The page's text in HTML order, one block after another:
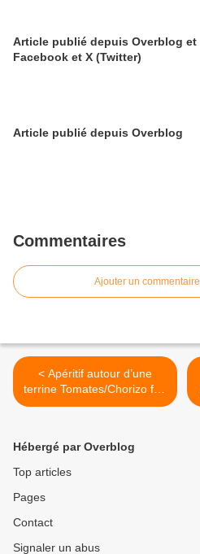
Article publié depuis Overblog et
Facebook et X (Twitter)
Article publié depuis Overblog
Commentaires
Ajouter un commentaire
< Apéritif autour d’une
terrine Tomates/Chorizo fort
et lentilles de Servanne des
Schistes de Paul ...
@Béziers, France
Hébergé par Overblog
Top articles
Pages
Contact
Signaler un abus